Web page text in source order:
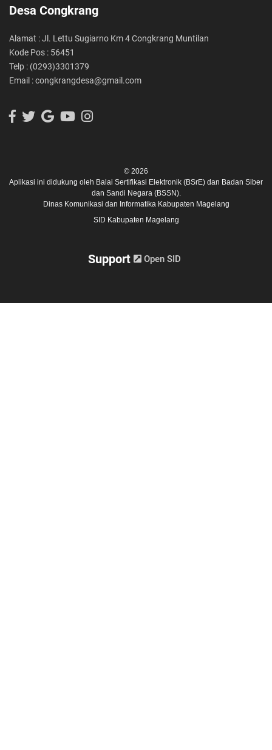
Desa Congkrang
Alamat : Jl. Lettu Sugiarno Km 4 Congkrang Muntilan
Kode Pos : 56451
Telp : (0293)3301379
Email : congkrangdesa@gmail.com
© 2026
Aplikasi ini didukung oleh Balai Sertifikasi Elektronik (BSrE) dan Badan Siber
dan Sandi Negara (BSSN).
Dinas Komunikasi dan Informatika Kabupaten Magelang
SID Kabupaten Magelang
Support Open SID